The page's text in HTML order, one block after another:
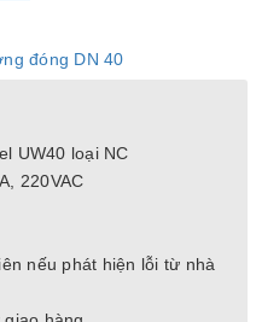
đóng DN 40
UW40 loại NC
220VAC
nếu phát hiện lỗi từ nhà